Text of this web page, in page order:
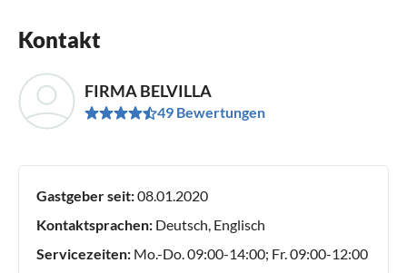
Kontakt
FIRMA BELVILLA
49 Bewertungen
Gastgeber seit:08.01.2020
Kontaktsprachen: Deutsch, Englisch
Servicezeiten: Mo.-Do. 09:00-14:00; Fr. 09:00-12:00